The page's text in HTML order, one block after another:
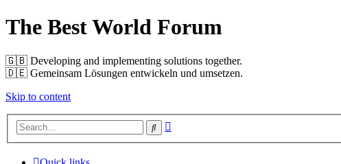
The Best World Forum
🇬🇧️ Developing and implementing solutions together.
🇩🇪️ Gemeinsam Lösungen entwickeln und umsetzen.
Skip to content
Search